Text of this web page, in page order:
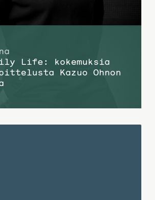
Life: kokemuksia
Kazuo Ohnon